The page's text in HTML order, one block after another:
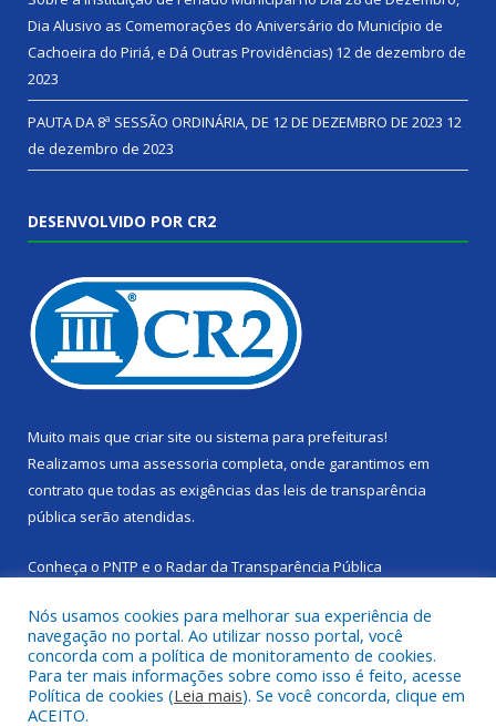
Dia Alusivo as Comemorações do Aniversário do Município de
Cachoeira do Piriá, e Dá Outras Providências) 12 de dezembro de
2023
PAUTA DA 8ª SESSÃO ORDINÁRIA, DE 12 DE DEZEMBRO DE 2023 12
de dezembro de 2023
DESENVOLVIDO POR CR2
Muito mais que criar site ou sistema para prefeituras!
Realizamos uma assessoria completa, onde garantimos em
contrato que todas as exigências das leis de transparência
pública serão atendidas.
Conheça o PNTP e o Radar da Transparência Pública
Todos os direitos reservados a Câmara Municipal de Cachoeira
do Piriá.
Nós usamos cookies para melhorar sua experiência de
navegação no portal. Ao utilizar nosso portal, você
concorda com a política de monitoramento de cookies.
Para ter mais informações sobre como isso é feito, acesse
Política de cookies (Leia mais). Se você concorda, clique em
ACEITO.